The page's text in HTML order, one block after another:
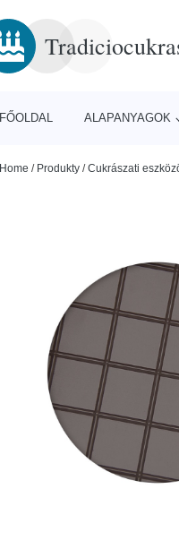
FŐOLDAL ALAPANYAGOK
Home / Produkty /Cukrászati